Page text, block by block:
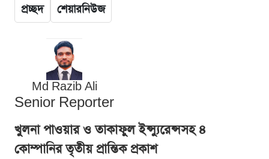
প্রচ্ছদ শেয়ারনিউজ
Md Razib Ali
Senior Reporter
খুলনা পাওয়ার ও তাকাফুল ইন্স্যুরেন্সসহ ৪
কোম্পানির তৃতীয় প্রান্তিক প্রকাশ